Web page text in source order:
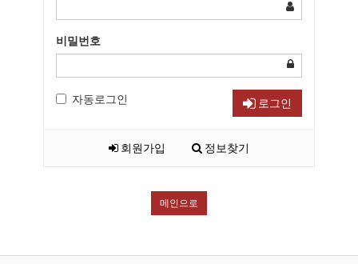
비밀번호
자동로그인 로그인
회원가입 정보찾기
메인으로